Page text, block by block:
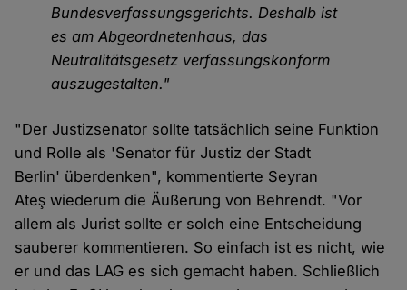
Bundesverfassungsgerichts. Deshalb ist
es am Abgeordnetenhaus, das
Neutralitätsgesetz verfassungskonform
auszugestalten."
"Der Justizsenator sollte tatsächlich seine Funktion
und Rolle als 'Senator für Justiz der Stadt
Berlin' überdenken", kommentierte Seyran
Ateş wiederum die Äußerung von Behrendt. "Vor
allem als Jurist sollte er solch eine Entscheidung
sauberer kommentieren. So einfach ist es nicht, wie
er und das LAG es sich gemacht haben. Schließlich